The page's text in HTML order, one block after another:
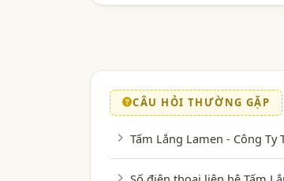
CÂU HỎI THƯỜNG GẶP
Tấm Lắng Lamen - Công Ty